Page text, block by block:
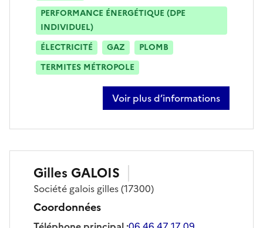
PERFORMANCE ÉNERGÉTIQUE (DPE
INDIVIDUEL)
ÉLECTRICITÉ
GAZ
PLOMB
TERMITES MÉTROPOLE
Voir plus d’informations
sur aurélie coutanceau
Gilles GALOIS
Société galois gilles(17300)
Coordonnées